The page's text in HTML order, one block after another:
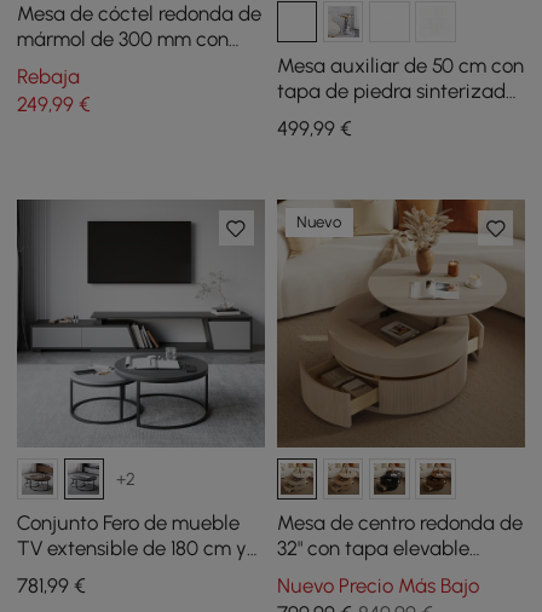
Mesa de cóctel redonda de
mármol de 300 mm con
base dorada
Rebaja
249,99 €
Mesa auxiliar de 50 cm con
tapa de piedra sinterizada
y pedestal en nogal
499,99€
+2
Conjunto Fero de mueble
TV extensible de 180 cm y
mesa de centro anidable
redonda en color gris
781,99 €
Nuevo
Mesa de centro redonda de
32" con tapa elevable
acanalada y 2 cajones
Nuevo Precio Más Bajo